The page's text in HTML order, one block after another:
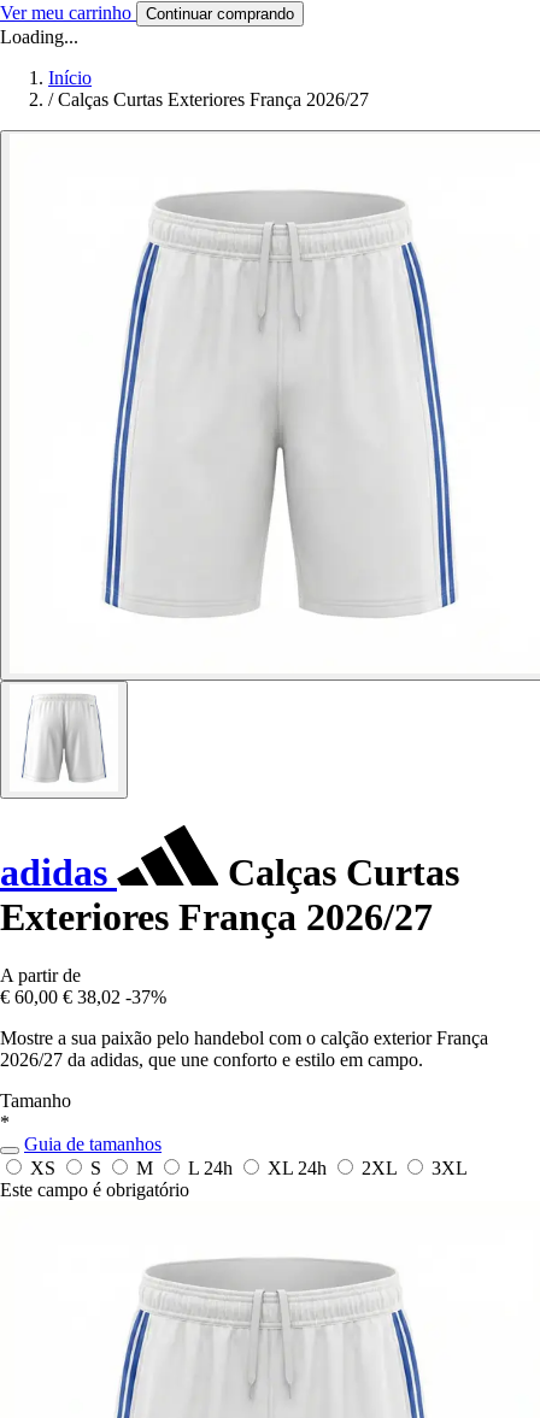
Ver meu carrinho Continuar comprando
Loading...
Início
/ Calças Curtas Exteriores França 2026/27
adidas
Calças Curtas
Exteriores França 2026/27
A partir de
€ 60,00 € 38,02 -37%
Mostre a sua paixão pelo handebol com o calção exterior França
2026/27 da adidas, que une conforto e estilo em campo.
Tamanho
*
Guia de tamanhos
XS
S M L 24h XL 24h 2XL
3XL
Este campo é obrigatório